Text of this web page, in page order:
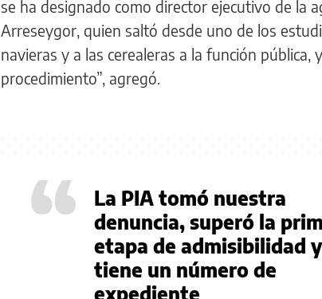
se ha designado como director ejecutivo de la
Arreseygor, quien saltó desde uno de los
navieras y a las cerealeras a la función pública,
procedimiento”, agregó.
“
La PIA tomó nuestra
denuncia, superó la
etapa de admisibilidad y
tiene un número de
expediente